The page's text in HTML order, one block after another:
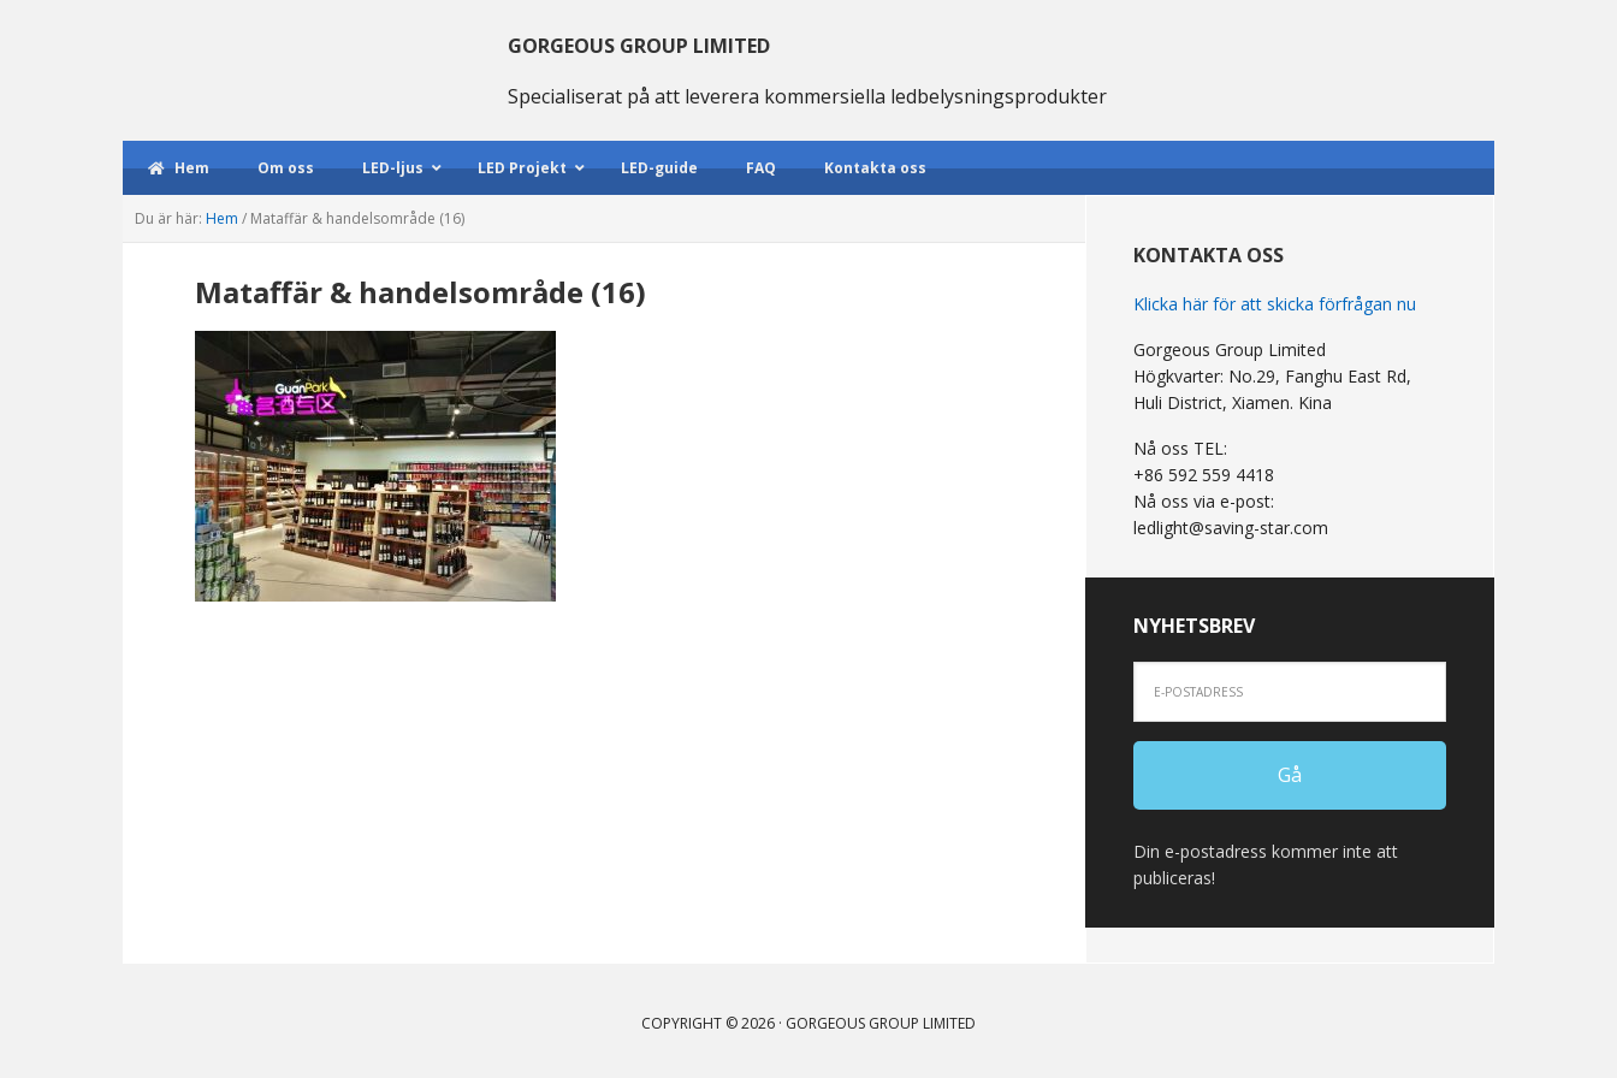
GORGEOUS GROUP LIMITED
Specialiserat på att leverera kommersiella ledbelysningsprodukter
Hem Om oss LED-ljus LED Projekt LED-guide FAQ Kontakta oss
Du är här: Hem / Mataffär & handelsområde (16)
Mataffär & handelsområde (16)
Sidebar
KONTAKTA OSS
Klicka här för att skicka förfrågan nu
Gorgeous Group Limited
Högkvarter: No.29, Fanghu East Rd,
Huli District, Xiamen. Kina
Nå oss TEL:
+86 592 559 4418
Nå oss via e-post:
ledlight@saving-star.com
NYHETSBREV
Din e-postadress kommer inte att
publiceras!
COPYRIGHT © 2026 · GORGEOUS GROUP LIMITED